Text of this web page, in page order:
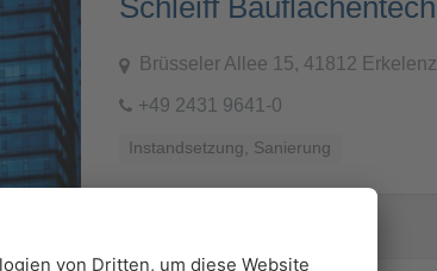
Brüsseler Allee 15, 41812 Erkelenz
+49 2431 9641-0
Instandsetzung, Sanierung